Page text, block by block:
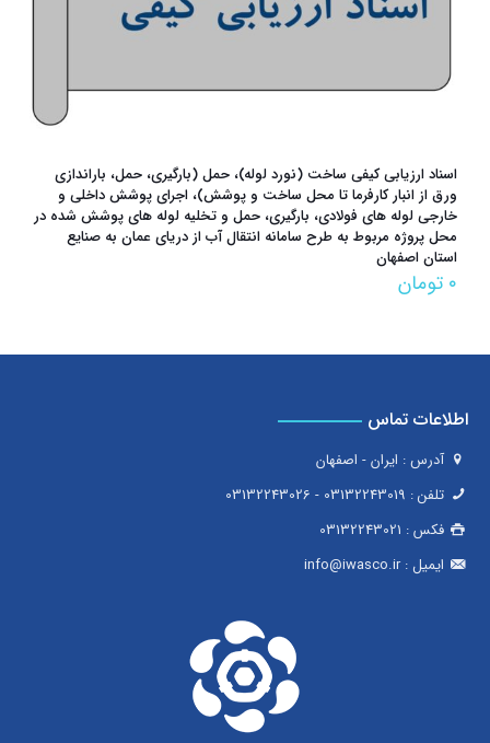
اسناد ارزیابی کیفی ساخت (نورد لوله)، حمل (بارگیری، حمل، باراندازی
ورق از انبار کارفرما تا محل ساخت و پوشش)، اجرای پوشش داخلی و
خارجی لوله های فولادی، بارگیری، حمل و تخلیه لوله های پوشش شده در
محل پروژه مربوط به طرح سامانه انتقال آب از دریای عمان به صنایع
استان اصفهان
۰ تومان
اطلاعات تماس
آدرس : ایران - اصفهان
تلفن : 03132243019
-
03132243026
فکس : 03132243021
ایمیل :info@iwasco.ir